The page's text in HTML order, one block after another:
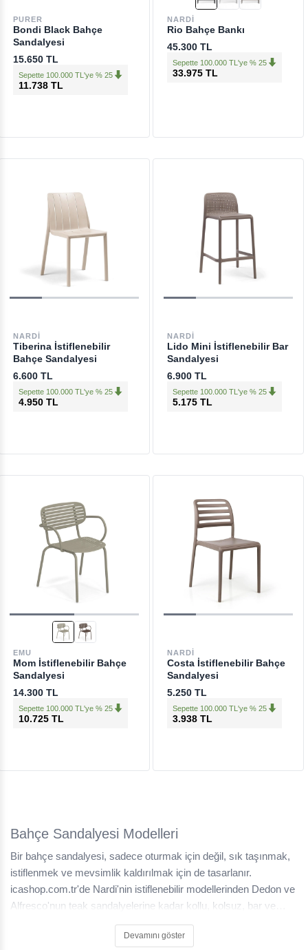
PURER
Bondi Black Bahçe
Sandalyesi
15.650 TL
Sepette 100.000 TL'ye % 25
11.738 TL
NARDI
Rio Bahçe Bankı
45.300 TL
Sepette 100.000 TL'ye % 25
33.975 TL
NARDI
Tiberina İstiflenebilir
Bahçe Sandalyesi
6.600 TL
Sepette 100.000 TL'ye % 25
4.950 TL
NARDI
Lido Mini İstiflenebilir Bar
Sandalyesi
6.900 TL
Sepette 100.000 TL'ye % 25
5.175 TL
EMU
Mom İstiflenebilir Bahçe
Sandalyesi
14.300 TL
Sepette 100.000 TL'ye % 25
10.725 TL
NARDI
Costa İstiflenebilir Bahçe
Sandalyesi
5.250 TL
Sepette 100.000 TL'ye % 25
3.938 TL
Bahçe Sandalyesi Modelleri
Bir bahçe sandalyesi, sadece oturmak için değil, sık taşınmak,
istiflenmek ve mevsimlik kaldırılmak için de tasarlanır.
icashop.com.tr'de Nardi'nin istiflenebilir modellerinden Dedon ve
Alfresco'nun teak sandalyelerine kadar kollu, kolsuz, bar ve
rejisör seçenekleriyle geniş bir koleksiyon sunulur.
Devamını göster